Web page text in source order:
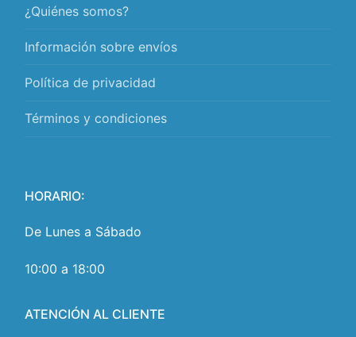
¿Quiénes somos?
Información sobre envíos
Política de privacidad
Términos y condiciones
HORARIO:
De Lunes a Sábado
10:00 a 18:00
ATENCIÓN AL CLIENTE